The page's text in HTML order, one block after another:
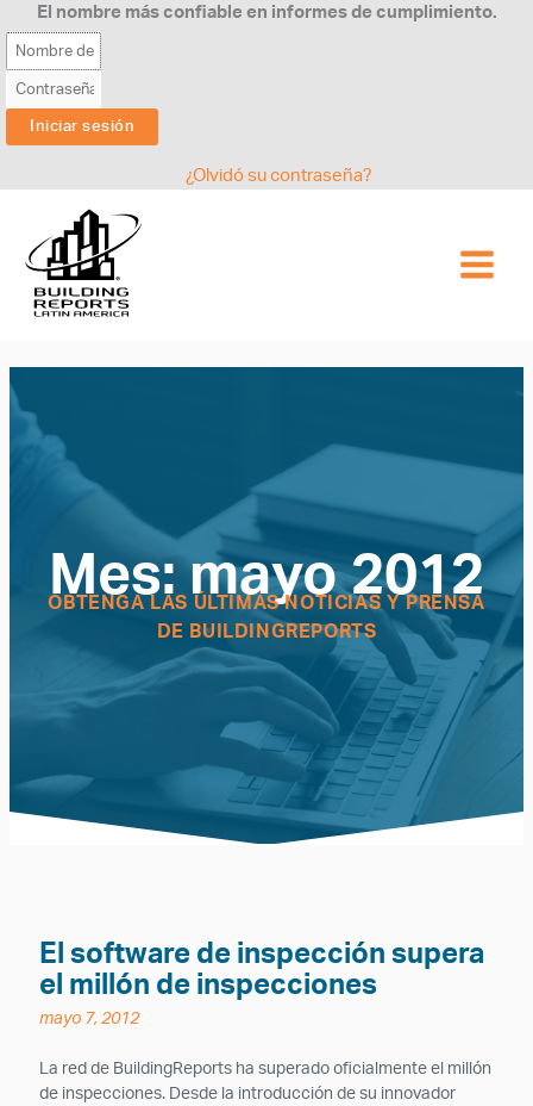
al
contenido
El nombre más confiable en informes de cumplimiento.
¿Olvidó su contraseña?
Mes:mayo 2012
OBTENGA LAS ÚLTIMAS NOTICIAS Y PRENSA
DE BUILDINGREPORTS
El software de inspección supera
el millón de inspecciones
mayo 7, 2012
La red de BuildingReports ha superado oficialmente el millón
de inspecciones. Desde la introducción de su innovador